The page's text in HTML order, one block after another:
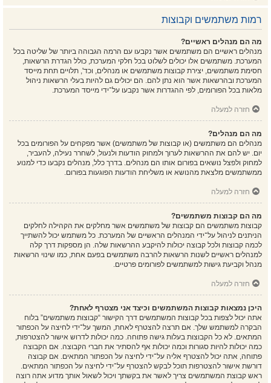
רמות משתמשים וקבוצות
מה הם מנהלים ראשיים?
מנהלים ראשיים הם משתמשים אשר נקבעו עם הרמה הגבוהה ביותר של שליטה בכל
המערכת. משתמשים אלו יכולים לשלוט בכל חלקי המערכת, כולל הגדרת הרשאות,
חסימת משתמשים, יצירת קבוצות משתמשים או מנהלים, וכד', תלויים תחת מייסד
המערכת ובהרשאות אשר הוא נתן להם. הם יכולים גם להיות בעלי הרשאות ניהול
מלאות בכל הפורומים, לפי ההגדרות אשר נקבעו על־ידי מייסד המערכת.
חזרה למעלה
מה הם מנהלים?
מנהלים הם משתמשים (או קבוצות של משתמשים) אשר מפקחים על הפורומים בכל
יום. יש להם את ההרשאות לערוך ולמחוק הודעות ולנעול, לשחרר נעילה, להעביר,
למחוק ולפצל נושאים בפורום אותו הם מנהלים. בדרך כלל, מנהלים נקבעו כדי למנוע
ממשתמשים מלצאת מהנושא או משליחת הודעות הפוגעות בפורום.
חזרה למעלה
מה הם קבוצות משתמשים?
קבוצות משתמשים הם קבוצות של משתמשים אשר מחלקים את הקהילה לחלקים
הניתנים לניהול על־ידי המנהלים הראשיים של המערכת. כל משתמש יכול להשתייך
לכמה קבוצות ולכל קבוצה יכולות להיקבע ההרשאות שלה. הן מספקות דרך קלה
למנהלים ראשיים לשנות הרשאות להרבה משתמשים בפעם אחת, כמו שינוי הרשאות
מנהל וקביעת גישות למשתמשים לפורומים פרטיים.
חזרה למעלה
היכן נמצאות קבוצות המשתמשים וכיצד אני מצטרף לאחת?
אתה יכול לצפות בכל קבוצות המשתמשים דרך הקישור “קבוצות משתמשים” בלוח
הבקרה למשתמש שלך. אם תרצה להצטרף לאחת, המשך על־ידי לחיצה על הכפתור
המתאים. לא כל הקבוצות בעלות גישה פתוחה. כמה יכולות לדרוש אישור להצטרפות,
כמה יכולות להיות סגורות וכמה יכולות אף להסתיר את חברי הקבוצה. אם הקבוצה
פתוחה, אתה יכול להצטרף אליה על־ידי לחיצה על הכפתור המתאים. אם קבוצה
דורשת אישור להצטרפות תוכל לבקש להצטרף על־ידי לחיצה על הכפתור המתאים.
ראש קבוצת המשתמשים צריך לאשר את בקשתך ויכול לשאול אותך מדוע אתה רוצה